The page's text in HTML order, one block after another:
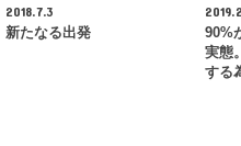
2018.7.3
新たなる出発
90%
実態
する